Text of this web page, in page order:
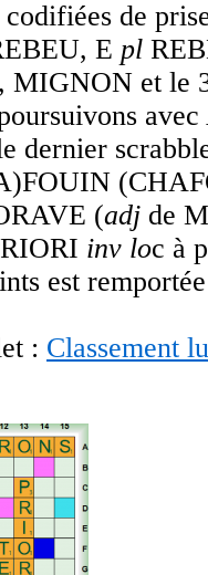
de
E pl
et le
dernier
(adj de
inv loc à
est
: Classement